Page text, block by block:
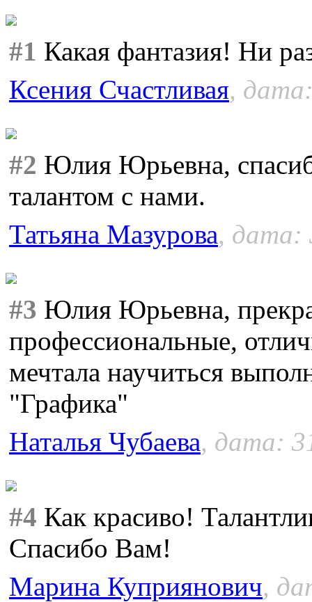
#1 Какая фантазия! Ни
Ксения Счастливая,
#2 Юлия Юрьевна,
талантом с нами.
Татьяна Мазурова, дата:
#3 Юлия Юрьевна,
профессиональные,
мечтала научиться
"Графика"
Наталья Чубаева, дата:
#4 Как красиво!
Спасибо Вам!
Марина Куприянович,